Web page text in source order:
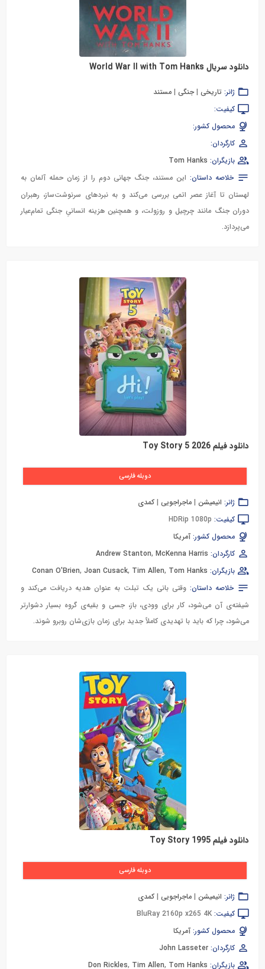
دانلود سریال World War II with Tom Hanks
ژانر: تاریخی | جنگی | مستند
کیفیت:
محصول کشور:
کارگردان:
بازیگران: Tom Hanks
خلاصه داستان: این مستند، جنگ جهانی دوم را از زمان حمله آلمان به
لهستان تا آغاز عصر اتمی بررسی می‌کند و به نبردهای سرنوشت‌ساز، رهبران
دوران جنگ مانند چرچیل و روزولت، و همچنین هزینه انسانیِ جنگی تمام‌عیار
می‌پردازد.
دانلود فیلم Toy Story 5 2026
دوبله فارسی
ژانر: انیمیشن | ماجراجویی | کمدی
کیفیت: HDRip 1080p
محصول کشور: آمریکا
کارگردان:
Andrew Stanton, McKenna Harris
بازیگران:
Conan O'Brien, Joan Cusack, Tim Allen, Tom Hanks
خلاصه داستان: وقتی بانی یک تبلت به عنوان هدیه دریافت می‌کند و
شیفته‌ی آن می‌شود، کار برای وودی، باز، جسی و بقیه‌ی گروه بسیار دشوارتر
می‌شود، چرا که باید با تهدیدی کاملاً جدید برای زمان بازی‌شان روبرو شوند.
دانلود فیلم Toy Story 1995
دوبله فارسی
ژانر: انیمیشن | ماجراجویی | کمدی
کیفیت: BluRay 2160p x265 4K
محصول کشور: آمریکا
کارگردان: John Lasseter
بازیگران:
Don Rickles, Tim Allen, Tom Hanks